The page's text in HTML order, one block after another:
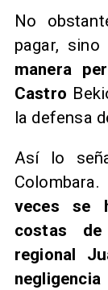
No
pagar, sino
manera
Castro
la defensa
Así lo
Colombara.
veces se
costas
regional